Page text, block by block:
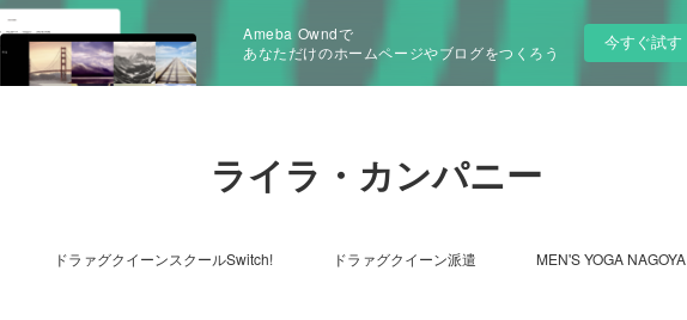
Ameba Owndで
あなただけのホームページやブログをつくろう
今すぐ試す
ライラ・カンパニー
ドラァグクイーンスクールSwitch! ドラァグクイーン派遣 MEN'S YOGA NAGOYA